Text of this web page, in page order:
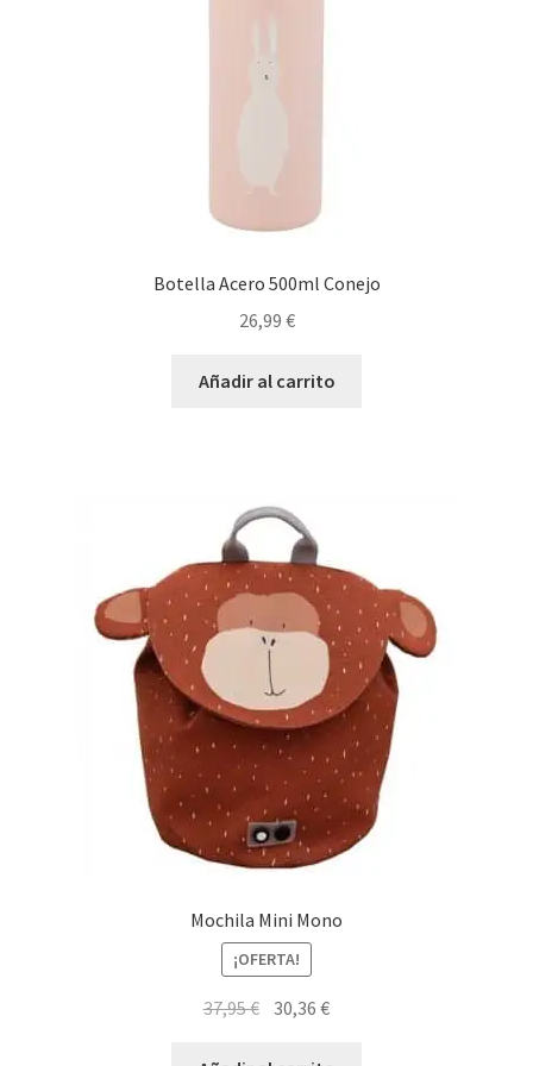
Botella Acero 500ml Conejo
26,99 €
Añadir al carrito
Mochila Mini Mono
¡OFERTA!
37,95€ El30,36€El